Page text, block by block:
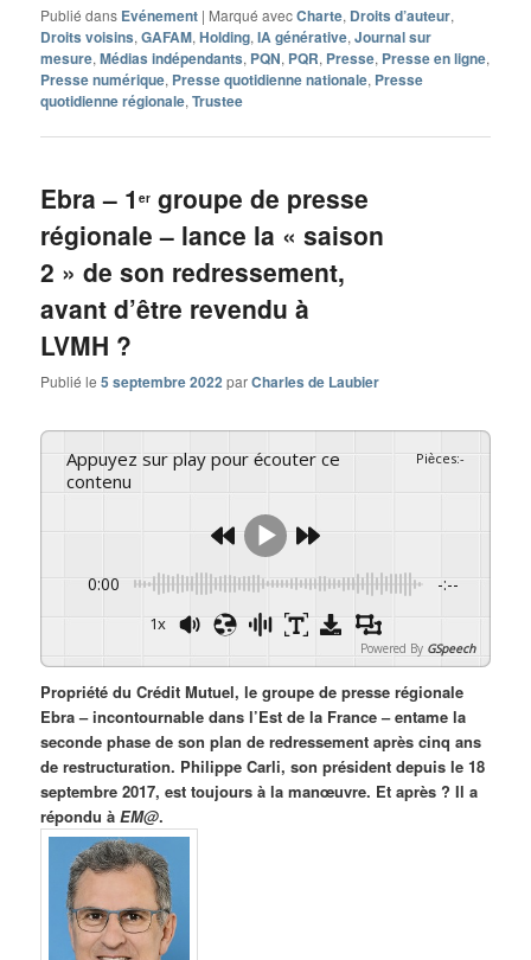
Publié dans Evénement | Marqué avecCharte, Droits d’auteur,
Droits voisins,GAFAM,Holding,IA générative,Journal sur
mesure,Médias indépendants, PQN, PQR, Presse, Presse en ligne,
Presse numérique, Presse quotidienne nationale, Presse
quotidienne régionale,Trustee
Ebra – 1er groupe de presse
régionale – lance la « saison
2 » de son redressement,
avant d’être revendu à
LVMH ?
Publié le5 septembre 2022parCharles de Laubier
Appuyez sur play pour écouter ce
contenu
Pièces:-
0:00 -:--
1x
Powered By GSpeech
Propriété du Crédit Mutuel, le groupe de presse régionale
Ebra – incontournable dans l’Est de la France – entame la
seconde phase de son plan de redressement après cinq ans
de restructuration. Philippe Carli, son président depuis le 18
septembre 2017, est toujours à la manœuvre. Et après ? Il a
répondu àEM@.